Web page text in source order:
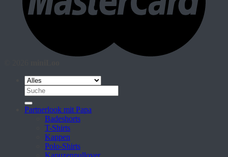
Suche
nach:
Partnerlook mit Papa
Badeshorts
T-Shirts
Kappen
Polo-Shirts
Kapuzenpullover